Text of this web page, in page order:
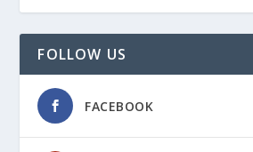
FOLLOW US
FACEBOOK